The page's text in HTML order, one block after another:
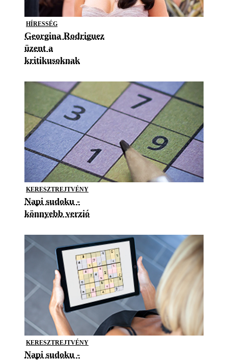
HÍRESSÉG
Georgina Rodriguez
üzent a
kritikusoknak
KERESZTREJTVÉNY
Napi sudoku -
könnyebb verzió
KERESZTREJTVÉNY
Napi sudoku -